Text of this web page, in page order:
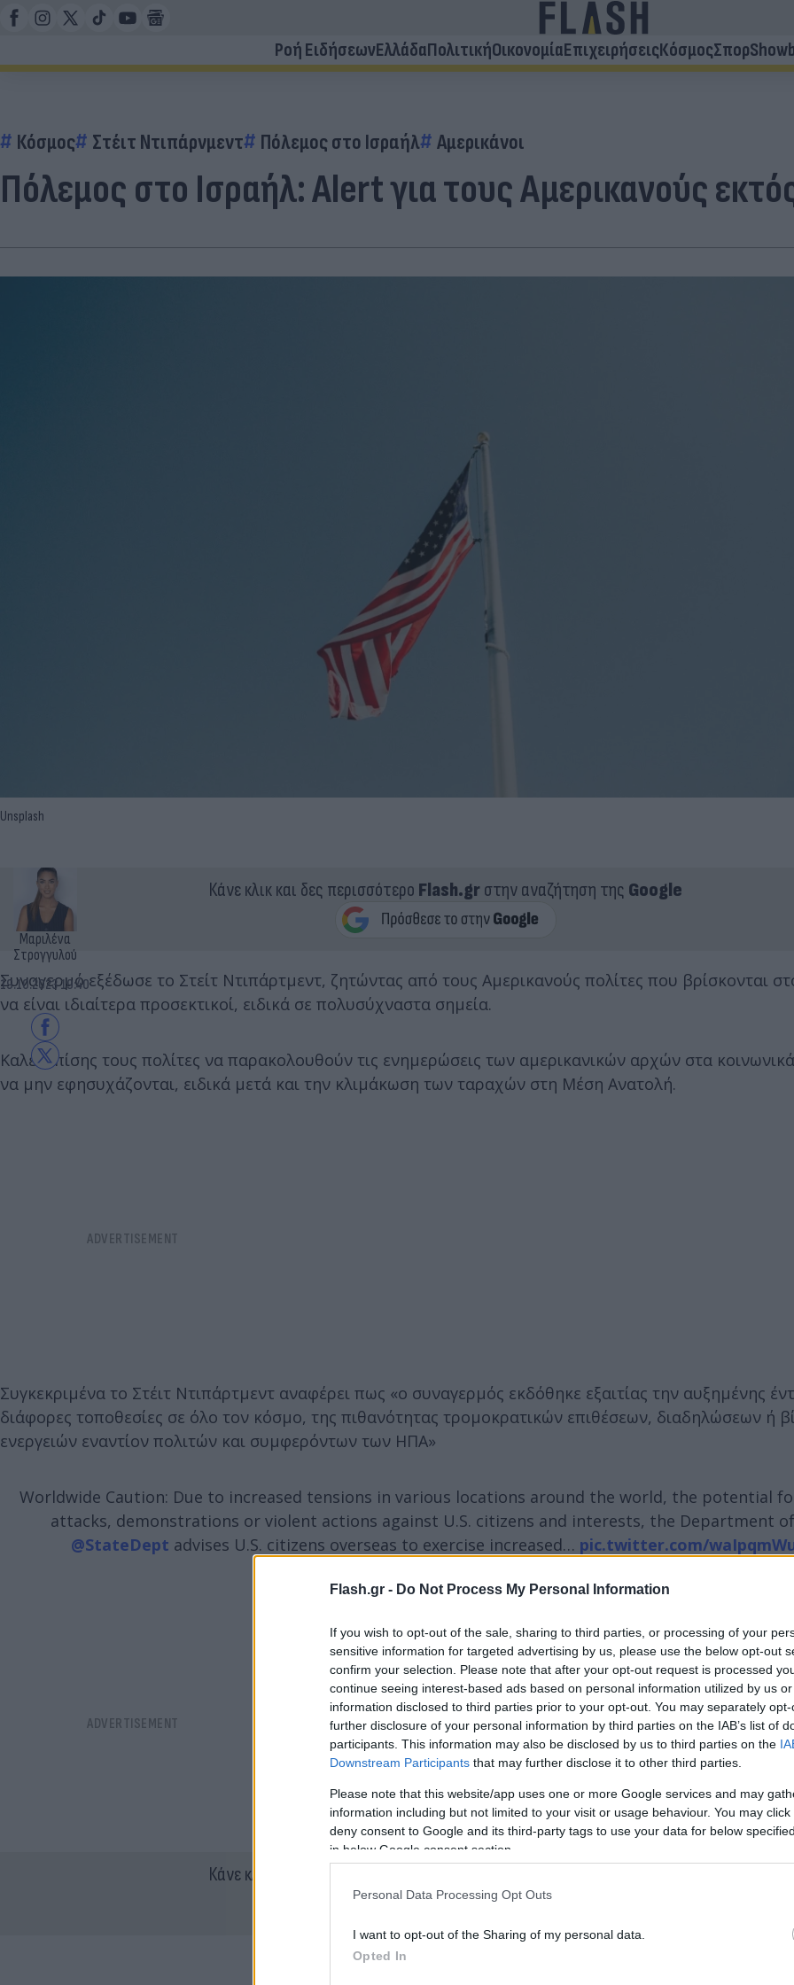
Flash.gr - Do Not Process My Personal Information
If you wish to opt-out of the sale, sharing to third parties, or processing of your
sensitive information for targeted advertising by us, please use the below opt-out
confirm your selection. Please note that after your opt-out request is processed
continue seeing interest-based ads based on personal information utilized by us
information disclosed to third parties prior to your opt-out. You may separately
further disclosure of your personal information by third parties on the IAB’s list of
participants. This information may also be disclosed by us to third parties on the
Downstream Participants that may further disclose it to other third parties.
Please note that this website/app uses one or more Google services and may
information including but not limited to your visit or usage behaviour. You may
deny consent to Google and its third-party tags to use your data for below
in below Google consent section.
Personal Data Processing Opt Outs
I want to opt-out of the Sharing of my personal data.
Opted In
Ροή ΕιδήσεωνΕλλάδαΠολιτικήΟικονομίαΕπιχειρήσειςΚόσμοςΣπορ
Κόσμος Στέιτ Ντιπάρνμεντ Πόλεμος στο Ισραήλ Αμερικάνοι
Πόλεμος στο Ισραήλ: Alert για τους Αμερικανούς
Unsplash
Μαριλένα
Στρογγυλού
19.10.2023 19:40
Κάνε κλικ και δες περισσότερο Flash.grστην αναζήτηση της Google
Συναγερμό εξέδωσε το Στείτ Ντιπάρτμεντ, ζητώντας από τους Αμερικανούς πολίτες που βρίσκονται
να είναι ιδιαίτερα προσεκτικοί, ειδικά σε πολυσύχναστα σημεία.
Καλεί επίσης τους πολίτες να παρακολουθούν τις ενημερώσεις των αμερικανικών αρχών στα
να μην εφησυχάζονται, ειδικά μετά και την κλιμάκωση των ταραχών στη Μέση Ανατολή.
Συγκεκριμένα το Στέιτ Ντιπάρτμεντ αναφέρει πως «ο συναγερμός εκδόθηκε εξαιτίας την αυξημένης
διάφορες τοποθεσίες σε όλο τον κόσμο, της πιθανότητας τρομοκρατικών επιθέσεων, διαδηλώσεων ή
ενεργειών εναντίον πολιτών και συμφερόντων των ΗΠΑ»
Worldwide Caution: Due to increased tensions in various locations around the world, the potential
attacks, demonstrations or violent actions against U.S. citizens and interests, the Department
@StateDept advises U.S. citizens overseas to exercise increased… pic.twitter.com/
Κάνε κλικ και δες περισσότερο